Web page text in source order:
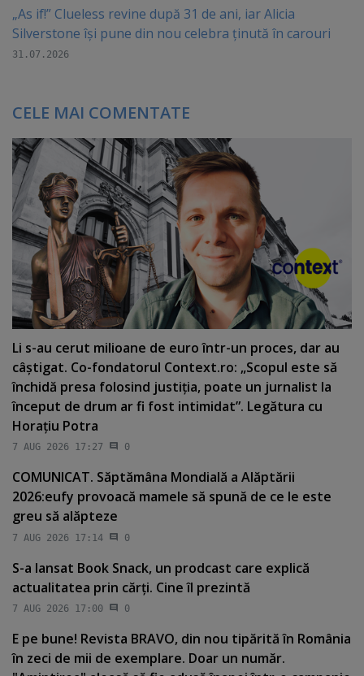
„As if!” Clueless revine după 31 de ani, iar Alicia
Silverstone își pune din nou celebra ținută în carouri
31.07.2026
CELE MAI COMENTATE
Li s-au cerut milioane de euro într-un proces, dar au
câştigat. Co-fondatorul Context.ro: „Scopul este să
închidă presa folosind justiţia, poate un jurnalist la
început de drum ar fi fost intimidat”. Legătura cu
Horaţiu Potra
7 AUG 2026 17:27 0
COMUNICAT. Săptămâna Mondială a Alăptării
2026:eufy provoacă mamele să spună de ce le este
greu să alăpteze
7 AUG 2026 17:14 0
S-a lansat Book Snack, un prodcast care explică
actualitatea prin cărţi. Cine îl prezintă
7 AUG 2026 17:00 0
E pe bune! Revista BRAVO, din nou tipărită în România
în zeci de mii de exemplare. Doar un număr.